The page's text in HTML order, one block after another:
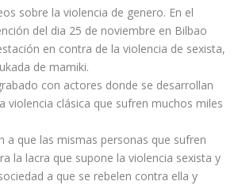
sobre la violencia de genero. En el
del dia 25 de noviembre en Bilbao
en contra de la violencia de sexista,
de mamiki.
con actores donde se desarrollan
violencia clásica que sufren muchos miles
a que las mismas personas que sufren
la lacra que supone la violencia sexista y
a que se rebelen contra ella y